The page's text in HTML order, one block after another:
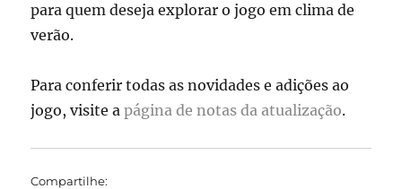
para quem deseja explorar o jogo em clima de
verão.
Para conferir todas as novidades e adições ao
jogo, visite apágina de notas da atualização.
Compartilhe: